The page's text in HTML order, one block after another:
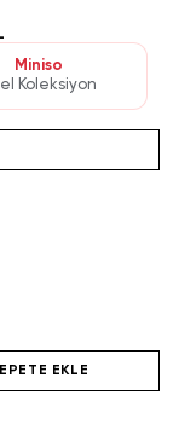
Miniso
Koleksiyon
EKLE